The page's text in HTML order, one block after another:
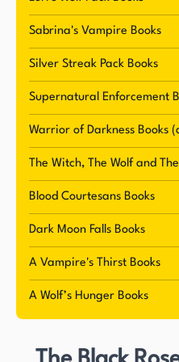
Michaels ist eine
ständig an der
die sie sich vertiefen
verheiratet und hat drei
Enkelkinder, die sie
Schreibumfeld mit
Luna, einem Deutschen
einem schwarzen
schreibt, genießt
und Rose Wein.
Neben ihren
Michaels kürzlich in
FBI-Spezialagentin Eve
Sabrina's Vampire Books
Silver Streak Pack Books
Supernatural Enforcement
Warrior of Darkness Books
The Witch, The Wolf and
Blood Courtesans Books
Dark Moon Falls Books
A Vampire's Thirst Books
A Wolf’s Hunger Books